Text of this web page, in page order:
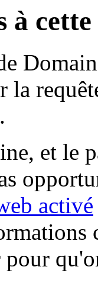
à
la
et le
activé